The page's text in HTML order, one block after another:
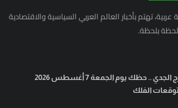
تهتم بأخبار العالم العربي السياسية والاقتصادية
لحظة بلحظة.
برج الجدي .. حظك يوم الجمعة 7 أغسطس 2026
الفلك